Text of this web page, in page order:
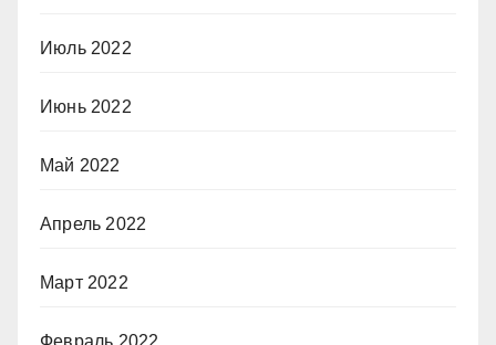
Июль 2022
Июнь 2022
Май 2022
Апрель 2022
Март 2022
Февраль 2022